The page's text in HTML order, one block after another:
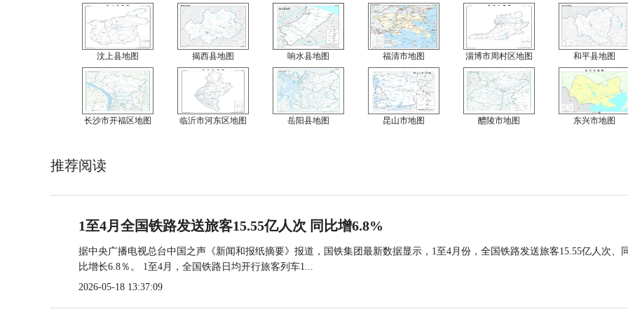
汶上县地图 揭西县地图 响水县地图 福清市地图 淄博市周村区地图 和平县地图
长沙市开福区地图 临沂市河东区地图 岳阳县地图 昆山市地图 醴陵市地图 东兴市地图
推荐阅读
1至4月全国铁路发送旅客15.55亿人次 同比增6.8%
据中央广播电视总台中国之声《新闻和报纸摘要》报道，国铁集团最新数据显示，1至4月份，全国铁路发送旅客15.55亿人次、
比增长6.8％。 1至4月，全国铁路日均开行旅客列车1...
2026-05-18 13:37:09